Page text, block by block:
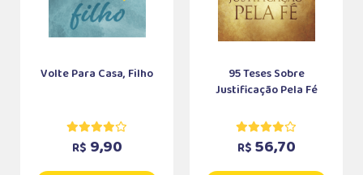
Volte Para Casa, Filho
R$ 9,90
95 Teses Sobre
Justificação Pela Fé
R$ 56,70